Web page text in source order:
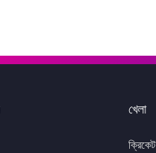
খেলা
ক্রিকেট